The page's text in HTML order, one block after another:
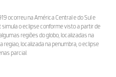
ocorreu na América Central e do Sul e
o eclipse conforme visto a partir de
regiões do globo, localizadas na
regiao, localizada na penumbra, o eclipse
parcial.